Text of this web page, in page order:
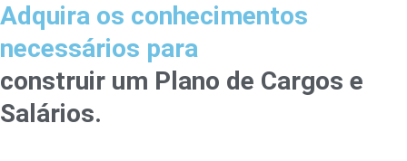
Adquira os conhecimentos
necessários para
construir um Plano de Cargos e
Salários.